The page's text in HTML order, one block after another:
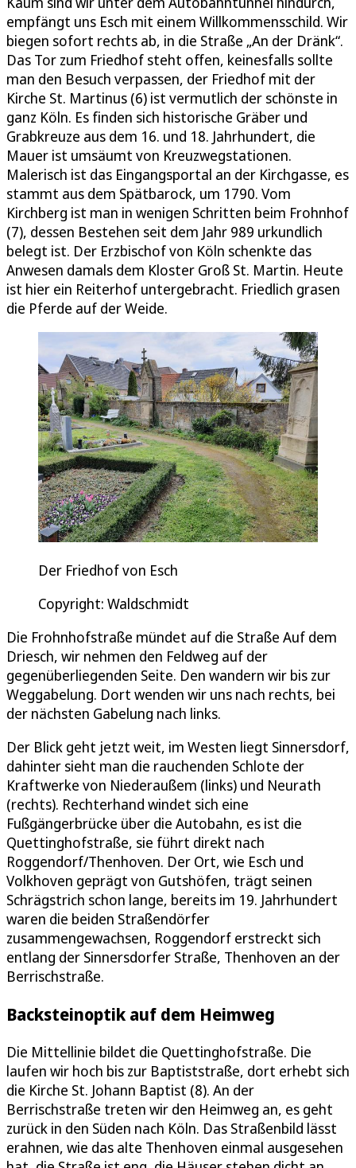
empfängt uns Esch mit einem Willkommensschild. Wir
biegen sofort rechts ab, in die Straße „An der Dränk“.
Das Tor zum Friedhof steht offen, keinesfalls sollte
man den Besuch verpassen, der Friedhof mit der
Kirche St. Martinus (6) ist vermutlich der schönste in
ganz Köln. Es finden sich historische Gräber und
Grabkreuze aus dem 16. und 18. Jahrhundert, die
Mauer ist umsäumt von Kreuzwegstationen.
Malerisch ist das Eingangsportal an der Kirchgasse, es
stammt aus dem Spätbarock, um 1790. Vom
Kirchberg ist man in wenigen Schritten beim Frohnhof
(7), dessen Bestehen seit dem Jahr 989 urkundlich
belegt ist. Der Erzbischof von Köln schenkte das
Anwesen damals dem Kloster Groß St. Martin. Heute
ist hier ein Reiterhof untergebracht. Friedlich grasen
die Pferde auf der Weide.
Der Friedhof von Esch
Copyright: Waldschmidt
Die Frohnhofstraße mündet auf die Straße Auf dem
Driesch, wir nehmen den Feldweg auf der
gegenüberliegenden Seite. Den wandern wir bis zur
Weggabelung. Dort wenden wir uns nach rechts, bei
der nächsten Gabelung nach links.
Der Blick geht jetzt weit, im Westen liegt Sinnersdorf,
dahinter sieht man die rauchenden Schlote der
Kraftwerke von Niederaußem (links) und Neurath
(rechts). Rechterhand windet sich eine
Fußgängerbrücke über die Autobahn, es ist die
Quettinghofstraße, sie führt direkt nach
Roggendorf/Thenhoven. Der Ort, wie Esch und
Volkhoven geprägt von Gutshöfen, trägt seinen
Schrägstrich schon lange, bereits im 19. Jahrhundert
waren die beiden Straßendörfer
zusammengewachsen, Roggendorf erstreckt sich
entlang der Sinnersdorfer Straße, Thenhoven an der
Berrischstraße.
Backsteinoptik auf dem Heimweg
Die Mittellinie bildet die Quettinghofstraße. Die
laufen wir hoch bis zur Baptiststraße, dort erhebt sich
die Kirche St. Johann Baptist (8). An der
Berrischstraße treten wir den Heimweg an, es geht
zurück in den Süden nach Köln. Das Straßenbild lässt
erahnen, wie das alte Thenhoven einmal ausgesehen